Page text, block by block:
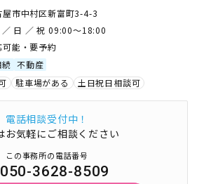
屋市中村区新富町3-4-3
日 ／ 祝 09:00～18:00
能・要予約
続 不動産
駐車場がある 土日祝日相談可
電話相談受付中！
お気軽にご相談ください
この事務所の電話番号
050-3628-8509